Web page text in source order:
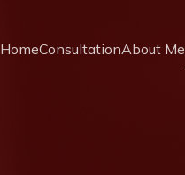
HomeConsultationAbout Me